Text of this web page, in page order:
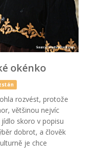
okénko
rozvést, protože
většinou nejvíc
skoro v popisu
dobrot, a člověk
je chce